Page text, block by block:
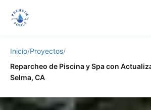
Inicio/Proyectos/
Reparcheo de Piscina y Spa con
Selma, CA